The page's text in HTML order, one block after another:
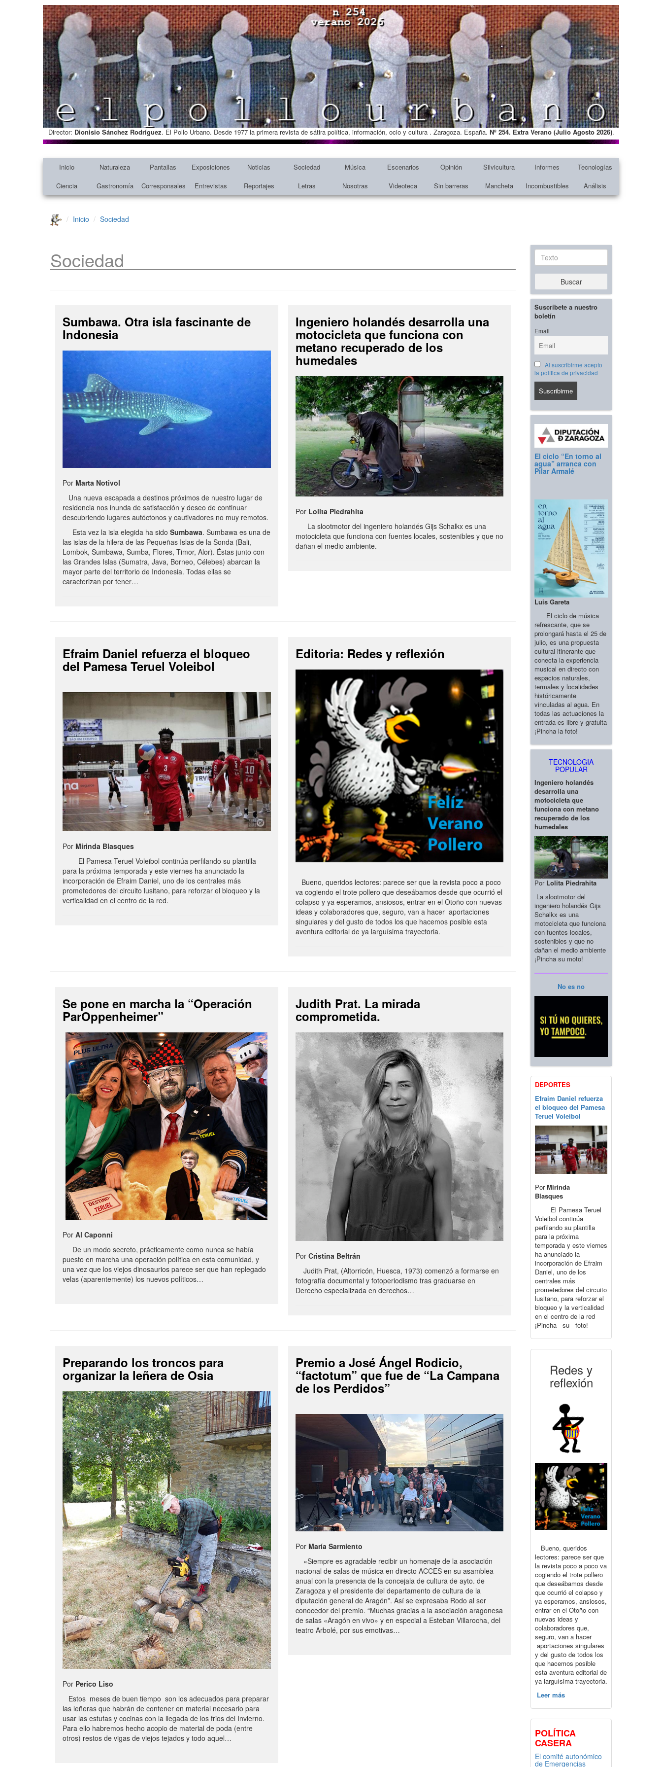
Director: Dionisio Sánchez Rodríguez. El Pollo Urbano. Desde 1977 la primera revista de sátira política, información, ocio y cultura . Zaragoza. España. Nº 254. Extra Verano (Julio Agosto 2026).
Inicio Naturaleza Pantallas Exposiciones Noticias Sociedad Música Escenarios Opinión Silvicultura Informes
Tecnologías
Ciencia
Gastronomía Corresponsales Entrevistas Reportajes Letras Nosotras Videoteca Sin barreras Mancheta Incombustibles Análisis
Inicio Sociedad
Sociedad
Sumbawa. Otra isla fascinante de
Indonesia
Por Marta Notivol
Una nueva escapada a destinos próximos de nuestro lugar de
residencia nos inunda de satisfacción y deseo de continuar
descubriendo lugares autóctonos y cautivadores no muy remotos.
Esta vez la isla elegida ha sido Sumbawa. Sumbawa es una de
las islas de la hilera de las Pequeñas Islas de la Sonda (Bali,
Lombok, Sumbawa, Sumba, Flores, Timor, Alor). Éstas junto con
las Grandes Islas (Sumatra, Java, Borneo, Célebes) abarcan la
mayor parte del territorio de Indonesia. Todas ellas se
caracterizan por tener…
Ingeniero holandés desarrolla una
motocicleta que funciona con
metano recuperado de los
humedales
Por Lolita Piedrahita
La slootmotor del ingeniero holandés Gijs Schalkx es una
motocicleta que funciona con fuentes locales, sostenibles y que no
dañan el medio ambiente.
Efraim Daniel refuerza el bloqueo
del Pamesa Teruel Voleibol
Por Mirinda Blasques
El Pamesa Teruel Voleibol continúa perfilando su plantilla
para la próxima temporada y este viernes ha anunciado la
incorporación de Efraim Daniel, uno de los centrales más
prometedores del circuito lusitano, para reforzar el bloqueo y la
verticalidad en el centro de la red.
Editoria: Redes y reflexión
Bueno, queridos lectores: parece ser que la revista poco a poco
va cogiendo el trote pollero que deseábamos desde que ocurrió el
colapso y ya esperamos, ansiosos, entrar en el Otoño con nuevas
ideas y colaboradores que, seguro, van a hacer aportaciones
singulares y del gusto de todos los que hacemos posible esta
aventura editorial de ya larguísima trayectoria.
Se pone en marcha la “Operación
ParOppenheimer”
Por Al Caponni
De un modo secreto, prácticamente como nunca se había
puesto en marcha una operación política en esta comunidad, y
una vez que los viejos dinosaurios parece ser que han replegado
velas (aparentemente) los nuevos políticos…
Judith Prat. La mirada
comprometida.
PorCristina Beltrán
Judith Prat, (Altorricón, Huesca, 1973) comenzó a formarse en
fotografía documental y fotoperiodismo tras graduarse en
Derecho especializada en derechos…
Preparando los troncos para
organizar la leñera de Osia
Por Perico Liso
Estos meses de buen tiempo son los adecuados para preparar
las leñeras que habrán de contener en material necesario para
usar las estufas y cocinas con la llegada de los frios del Invierno.
Para ello habremos hecho acopio de material de poda (entre
otros) restos de vigas de viejos tejados y todo aquel…
Premio a José Ángel Rodicio,
“factotum” que fue de “La Campana
de los Perdidos”
Por María Sarmiento
«Siempre es agradable recibir un homenaje de la asociación
nacional de salas de música en directo ACCES en su asamblea
anual con la presencia de la concejala de cultura de ayto. de
Zaragoza y el presidente del departamento de cultura de la
diputación general de Aragón”. Así se expresaba Rodo al ser
conocedor del premio. “Muchas gracias a la asociación aragonesa
de salas «Aragón en vivo» y en especial a Esteban Villarocha, del
teatro Arbolé, por sus emotivas…
Texto
Buscar
Suscríbete a nuestro
boletín
Email
Al suscribirme acepto
la política de privacidad
El ciclo “En torno al
agua” arranca con
Pilar Armalé
Luis Gareta
El ciclo de música
refrescante, que se
prolongará hasta el 25 de
julio, es una propuesta
cultural itinerante que
conecta la experiencia
musical en directo con
espacios naturales,
termales y localidades
históricamente
vinculadas al agua. En
todas las actuaciones la
entrada es libre y gratuita
¡Pincha la foto!
TECNOLOGIA
POPULAR
Ingeniero holandés
desarrolla una
motocicleta que
funciona con metano
recuperado de los
humedales
Por Lolita Piedrahita
La slootmotor del
ingeniero holandés Gijs
Schalkx es una
motocicleta que funciona
con fuentes locales,
sostenibles y que no
dañan el medio ambiente
¡Pincha su moto!
No es no
DEPORTES
Efraim Daniel refuerza
el bloqueo del Pamesa
Teruel Voleibol
PorMirinda
Blasques
El Pamesa Teruel
Voleibol continúa
perfilando su plantilla
para la próxima
temporada y este viernes
ha anunciado la
incorporación de Efraim
Daniel, uno de los
centrales más
prometedores del circuito
lusitano, para reforzar el
bloqueo y la verticalidad
en el centro de la red
¡Pincha su foto!
Redes y
reflexión
Bueno, queridos
lectores: parece ser que
la revista poco a poco va
cogiendo el trote pollero
que deseábamos desde
que ocurrió el colapso y
ya esperamos, ansiosos,
entrar en el Otoño con
nuevas ideas y
colaboradores que,
seguro, van a hacer
aportaciones singulares
y del gusto de todos los
que hacemos posible
esta aventura editorial de
ya larguísima trayectoria.
Leer más
POLÍTICA
CASERA
El comité autonómico
de Emergencias